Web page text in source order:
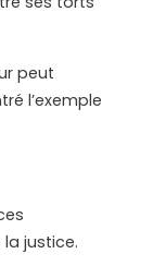
peut
l’exemple
justice.